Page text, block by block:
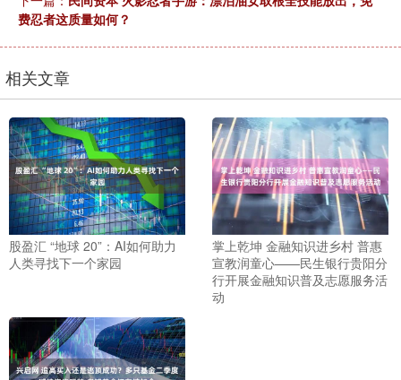
费忍者这质量如何？
相关文章
股盈汇 “地球 20”：AI如何助力
人类寻找下一个家园
掌上乾坤 金融知识进乡村 普惠
宣教润童心——民生银行贵阳分
行开展金融知识普及志愿服务活
动